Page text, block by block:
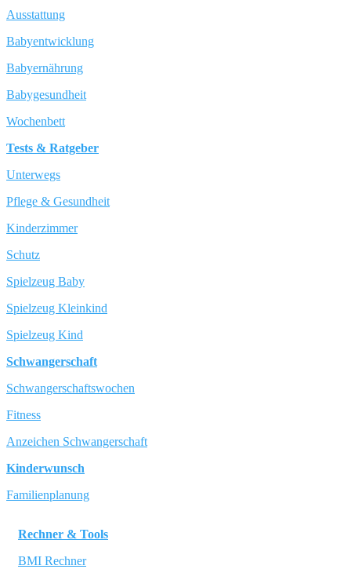
Ausstattung
Babyentwicklung
Babyernährung
Babygesundheit
Wochenbett
Tests & Ratgeber
Unterwegs
Pflege & Gesundheit
Kinderzimmer
Schutz
Spielzeug Baby
Spielzeug Kleinkind
Spielzeug Kind
Schwangerschaft
Schwangerschaftswochen
Fitness
Anzeichen Schwangerschaft
Kinderwunsch
Familienplanung
Rechner & Tools
BMI Rechner